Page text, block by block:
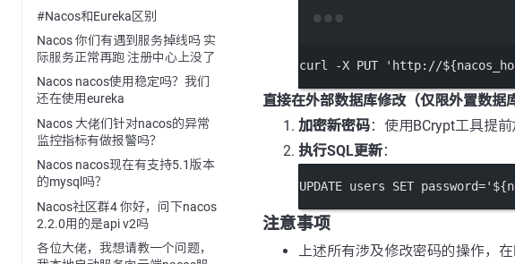
#Nacos和Eureka区别
Nacos 你们有遇到服务掉线吗 实
际服务正常再跑 注册中心上没了
Nacos nacos使用稳定吗？我们
还在使用eureka
Nacos 大佬们针对nacos的异常
监控指标有做报警吗？
Nacos nacos现在有支持5.1版本
的mysql吗？
Nacos社区群4 你好，问下nacos
2.2.0用的是api v2吗
各位大佬，我想请教一个问题，
curl -X PUT 'http://
直接在外部数据库修改（仅限外置数据
加密新密码：使用BCrypt工具提
执行SQL更新：
UPDATE users SET password=
注意事项
上述所有涉及修改密码的操作，